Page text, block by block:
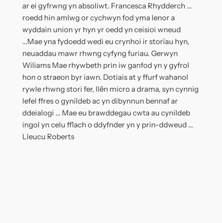
ar ei gyfrwng yn absoliwt. Francesca Rhydderch ...
roedd hin amlwg or cychwyn fod yma lenor a
wyddain union yr hyn yr oedd yn ceisioi wneud
...Mae yna fydoedd wedi eu crynhoi ir storïau hyn,
neuaddau mawr rhwng cyfyng furiau. Gerwyn
Wiliams Mae rhywbeth prin iw ganfod yn y gyfrol
hon o straeon byr iawn. Dotiais at y ffurf wahanol
rywle rhwng stori fer, llên micro a drama, syn cynnig
lefel ffres o gynildeb ac yn dibynnun bennaf ar
ddeialogi ... Mae eu brawddegau cwta au cynildeb
ingol yn celu fflach o ddyfnder yn y prin-ddweud ...
Lleucu Roberts